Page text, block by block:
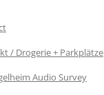
/ Drogerie + Parkplätze
Audio Survey